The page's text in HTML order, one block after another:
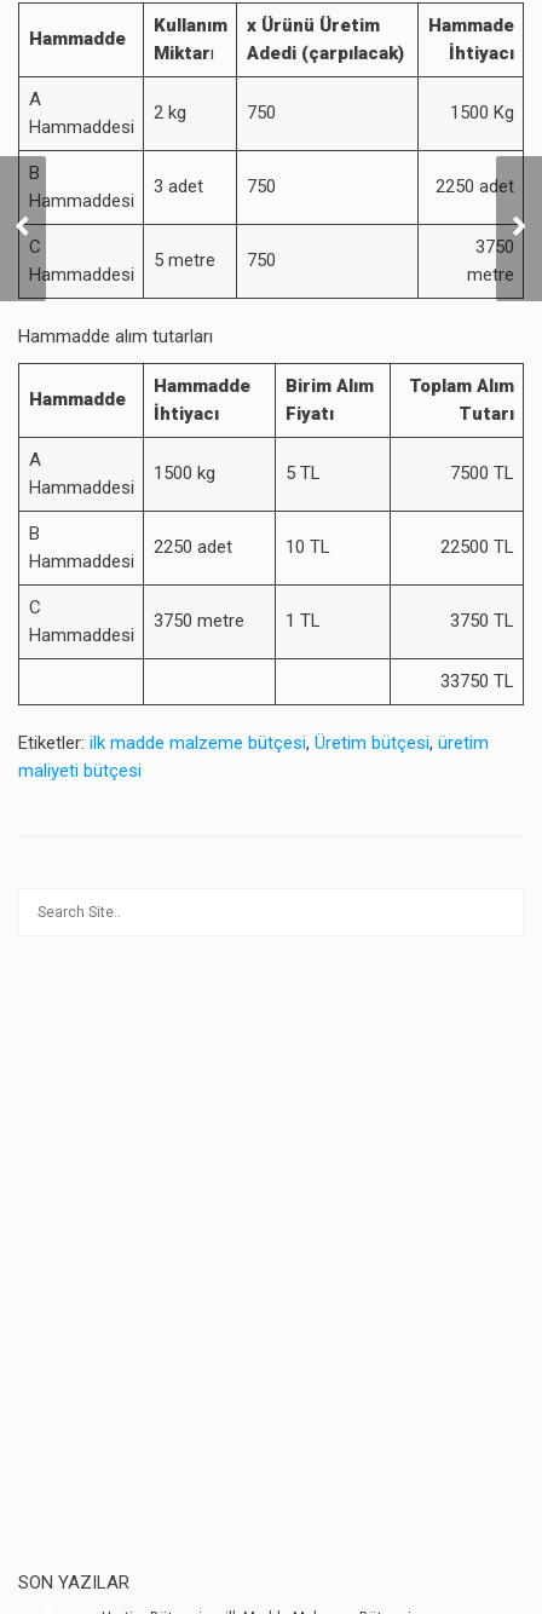
Hammadde
Kullanım
Miktarı
x Ürünü Üretim
Adedi (çarpılacak)
Hammade
İhtiyacı
A
Hammaddesi
2 kg 750 1500 Kg
B
Hammaddesi
3 adet 750 2250 adet
C
Hammaddesi
5 metre 750
3750
metre
Hammadde alım tutarları
Hammadde
Hammadde
İhtiyacı
Birim Alım
Fiyatı
Toplam Alım
Tutarı
A
Hammaddesi
1500 kg 5 TL 7500 TL
B
Hammaddesi
2250 adet 10 TL 22500 TL
C
Hammaddesi
3750 metre 1 TL 3750 TL
33750 TL
Etiketler: ilk madde malzeme bütçesi, Üretim bütçesi, üretim
maliyeti bütçesi
SON YAZILAR
Ürün İhtiyaç Bütçesi